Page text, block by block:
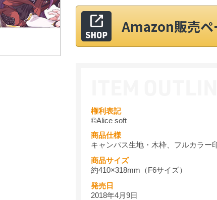
Amazon販売ペ
権利表記
©Alice soft
商品仕様
キャンパス生地・木枠、フルカラー
商品サイズ
約410×318mm（F6サイズ）
発売日
2018年4月9日